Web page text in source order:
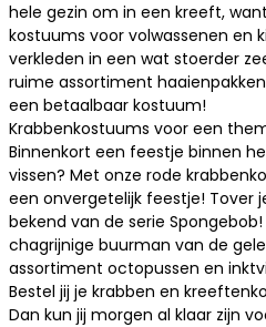
hele gezin om in een kreeft,
kostuums voor volwassenen en
verkleden in een wat stoerder
ruime assortiment haaienpakken
een betaalbaar kostuum!
Krabbenkostuums voor een
Binnenkort een feestje binnen
vissen? Met onze rode
een onvergetelijk feestje! Tover
bekend van de serie
chagrijnige buurman van de
assortiment octopussen en
Bestel jij je krabben en
Dan kun jij morgen al klaar zijn